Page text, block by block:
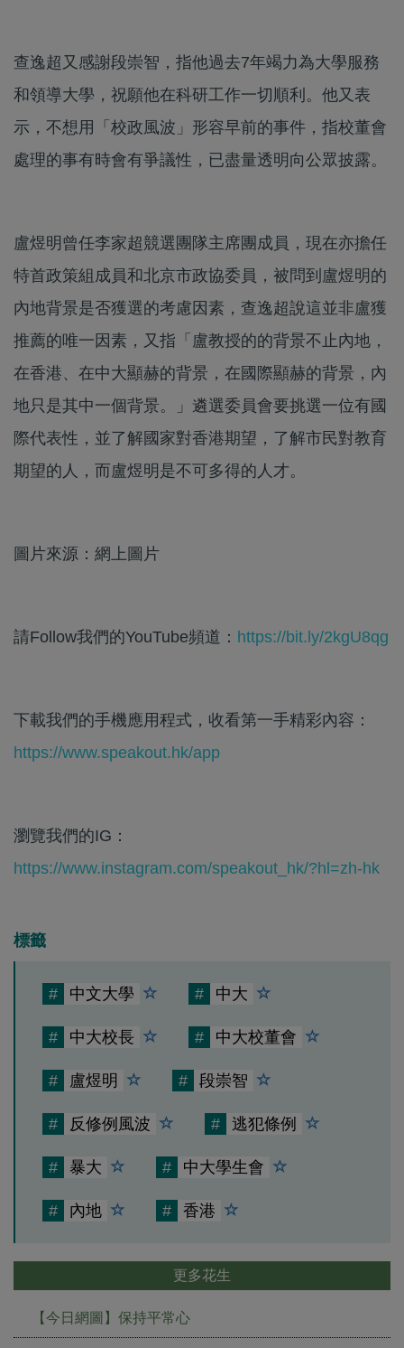
查逸超又感謝段崇智，指他過去7年竭力為大學服務
和領導大學，祝願他在科研工作一切順利。他又表
示，不想用「校政風波」形容早前的事件，指校董會
處理的事有時會有爭議性，已盡量透明向公眾披露。
盧煜明曾任李家超競選團隊主席團成員，現在亦擔任
特首政策組成員和北京市政協委員，被問到盧煜明的
內地背景是否獲選的考慮因素，查逸超說這並非盧獲
推薦的唯一因素，又指「盧教授的的背景不止內地，
在香港、在中大顯赫的背景，在國際顯赫的背景，內
地只是其中一個背景。」遴選委員會要挑選一位有國
際代表性，並了解國家對香港期望，了解市民對教育
期望的人，而盧煜明是不可多得的人才。
圖片來源：網上圖片
請Follow我們的YouTube頻道： https://bit.ly/2kgU8qg
下載我們的手機應用程式，收看第一手精彩內容：
https://www.speakout.hk/app
瀏覽我們的IG：
https://www.instagram.com/speakout_hk/?hl=zh-hk
標籤
# 中文大學 # 中大
# 中大校長 # 中大校董會
# 盧煜明 # 段崇智
# 反修例風波 # 逃犯條例
# 暴大 # 中大學生會
# 內地 # 香港
更多花生
【今日網圖】保持平常心